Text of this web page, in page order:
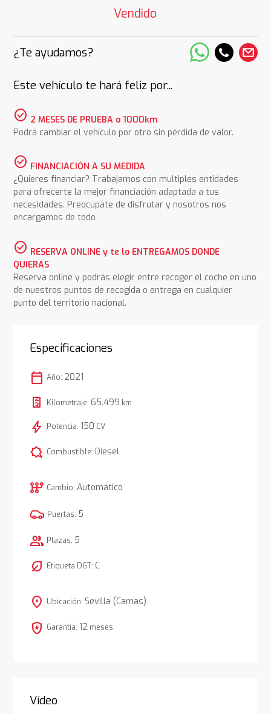
Vendido
¿Te ayudamos?
Este vehículo te hará feliz por...
check_circle 2 MESES DE PRUEBA o 1000km
Podrá cambiar el vehículo por otro sin pérdida de valor.
check_circle FINANCIACIÓN A SU MEDIDA
¿Quieres financiar? Trabajamos con multiples entidades
para ofrecerte la mejor financiación adaptada a tus
necesidades. Preocúpate de disfrutar y nosotros nos
encargamos de todo
check_circle RESERVA ONLINE y te lo ENTREGAMOS DONDE
QUIERAS
Reserva online y podrás elegir entre recoger el coche en uno
de nuestros puntos de recogida o entrega en cualquier
punto del territorio nacional.
Especificaciones
calendar_today Año: 2021
Kilometraje: 65.499 km
bolt Potencia: 150 CV
comic_bubble Combustible: Diesel
auto_transmission Cambio: Automático
Puertas: 5
group Plazas: 5
nest_eco_leaf Etiqueta DGT: C
location_on Ubicación: Sevilla (Camas)
local_police Garantía: 12 meses
Vídeo